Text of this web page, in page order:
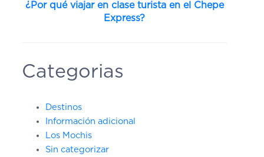
¿Por qué viajar en clase turista en el Chepe
Express?
Categorias
Destinos
Información adicional
Los Mochis
Sin categorizar